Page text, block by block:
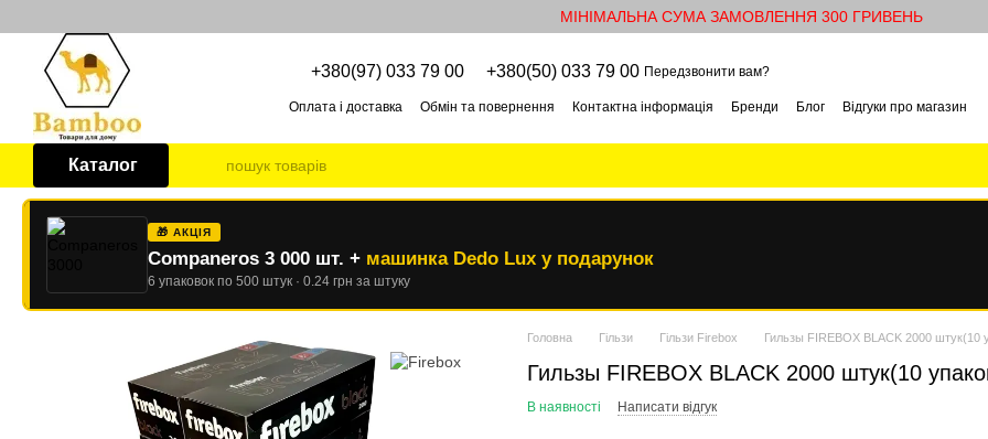
МІНІМАЛЬНА СУМА ЗАМОВЛЕННЯ 300 ГРИВЕНЬ
+380(97) 033 79 00 +380(50) 033 79 00 Передзвонити вам?
Оплата і доставка Обмін та повернення Контактна інформація Бренди Блог
Відгуки про магазин
Каталог
🎁 АКЦІЯ
Companeros 3 000 шт. + машинка Dedo Lux у подарунок
6 упаковок по 500 штук · 0.24 грн за штуку
Головна Гільзи Гільзи Firebox Гильзы FIREBOX BLACK 2000 штук(10
Гильзы FIREBOX BLACK 2000 штук(10
В наявності Написати відгук